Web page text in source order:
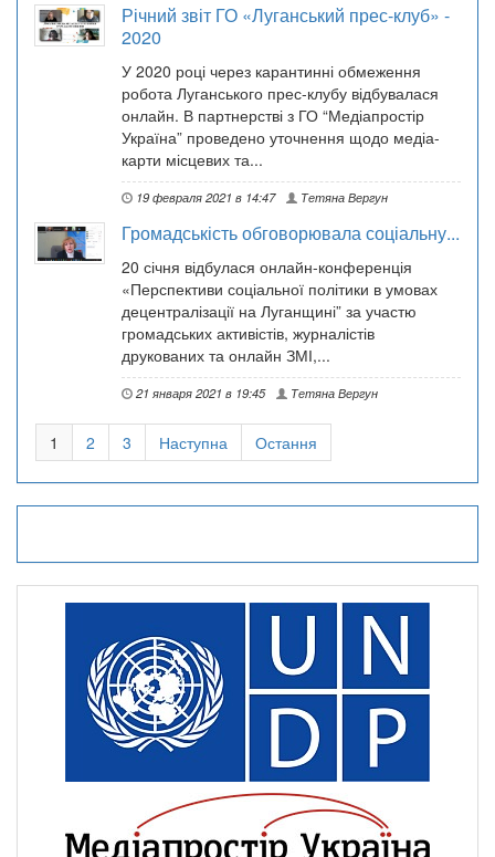
Річний звіт ГО «Луганський прес-клуб» -
2020
У 2020 році через карантинні обмеження
робота Луганського прес-клубу відбувалася
онлайн. В партнерстві з ГО “Медіапростір
Україна” проведено уточнення щодо медіа-
карти місцевих та...
19 февраля 2021 в 14:47 Тетяна Вергун
Громадськість обговорювала соціальну...
20 січня відбулася онлайн-конференція
«Перспективи соціальної політики в умовах
децентралізації на Луганщині” за участю
громадських активістів, журналістів
друкованих та онлайн ЗМІ,...
21 января 2021 в 19:45 Тетяна Вергун
1 2 3 Наступна Остання